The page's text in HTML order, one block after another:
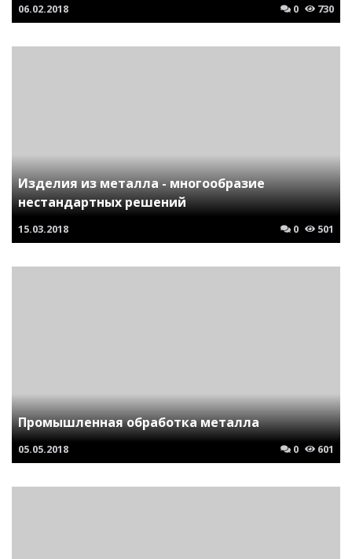
06.02.2018 0 730
Изделия из металла - многообразие
нестандартных решений
15.03.2018 0 501
Промышленная обработка металла
05.05.2018 0 601